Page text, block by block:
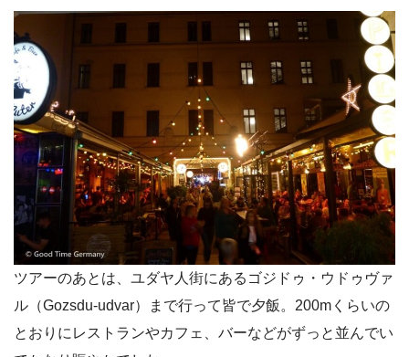
ツアーのあとは、ユダヤ人街にあるゴジドゥ・ウドゥヴァ
ル（Gozsdu-udvar）まで行って皆で夕飯。200mくらいの
とおりにレストランやカフェ、バーなどがずっと並んでい